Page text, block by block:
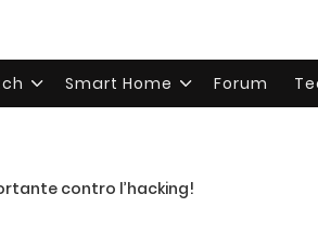
Smart Home Forum
contro l’hacking!